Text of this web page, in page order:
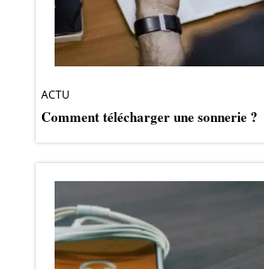
ACTU
Comment télécharger une sonnerie ?